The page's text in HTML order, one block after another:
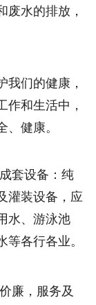
水的排放，
我们的健康，
作和生活中，
健康。
套设备：纯
灌装设备，应
水、游泳池
各行各业。
廉，服务及